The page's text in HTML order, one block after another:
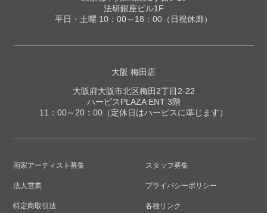
法研銀座ビル1F
平日・土曜 10：00～18：00（日祝休廊）
大阪 梅田店
大阪府大阪市北区梅田2丁目2-22
ハービスPLAZA ENT 3階
11：00～20：00（定休日はハービスに準じます）
画家アーティスト募集 スタッフ募集
法人営業 プライバシーポリシー
特定商取引法 各種リンク